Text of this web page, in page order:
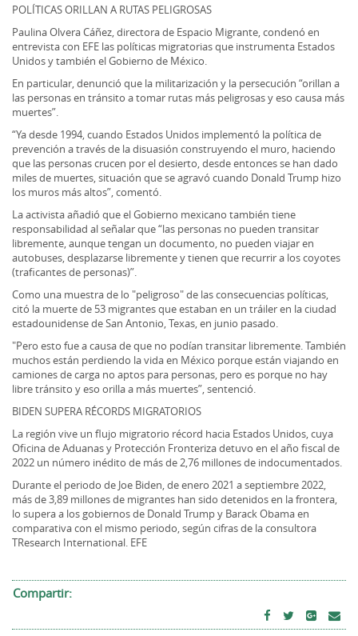
POLÍTICAS ORILLAN A RUTAS PELIGROSAS
Paulina Olvera Cáñez, directora de Espacio Migrante, condenó en
entrevista con EFE las políticas migratorias que instrumenta Estados
Unidos y también el Gobierno de México.
En particular, denunció que la militarización y la persecución “orillan a
las personas en tránsito a tomar rutas más peligrosas y eso causa más
muertes”.
“Ya desde 1994, cuando Estados Unidos implementó la política de
prevención a través de la disuasión construyendo el muro, haciendo
que las personas crucen por el desierto, desde entonces se han dado
miles de muertes, situación que se agravó cuando Donald Trump hizo
los muros más altos”, comentó.
La activista añadió que el Gobierno mexicano también tiene
responsabilidad al señalar que “las personas no pueden transitar
libremente, aunque tengan un documento, no pueden viajar en
autobuses, desplazarse libremente y tienen que recurrir a los coyotes
(traficantes de personas)”.
Como una muestra de lo "peligroso" de las consecuencias políticas,
citó la muerte de 53 migrantes que estaban en un tráiler en la ciudad
estadounidense de San Antonio, Texas, en junio pasado.
"Pero esto fue a causa de que no podían transitar libremente. También
muchos están perdiendo la vida en México porque están viajando en
camiones de carga no aptos para personas, pero es porque no hay
libre tránsito y eso orilla a más muertes”, sentenció.
BIDEN SUPERA RÉCORDS MIGRATORIOS
La región vive un flujo migratorio récord hacia Estados Unidos, cuya
Oficina de Aduanas y Protección Fronteriza detuvo en el año fiscal de
2022 un número inédito de más de 2,76 millones de indocumentados.
Durante el periodo de Joe Biden, de enero 2021 a septiembre 2022,
más de 3,89 millones de migrantes han sido detenidos en la frontera,
lo supera a los gobiernos de Donald Trump y Barack Obama en
comparativa con el mismo periodo, según cifras de la consultora
TResearch International. EFE
Compartir: